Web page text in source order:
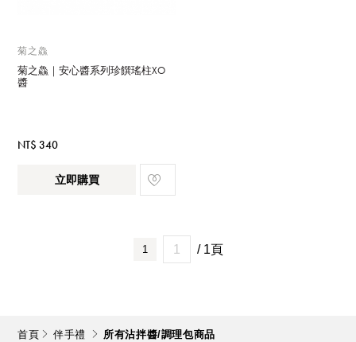
菊之鱻
菊之鱻｜安心醬系列珍饌瑤柱XO
醬
NT$ 340
立即購買
1 / 1頁
首頁 伴手禮 所有沾拌醬/調理包商品